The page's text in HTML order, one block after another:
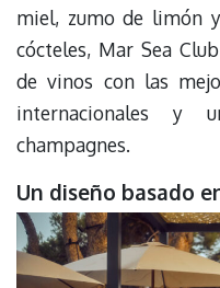
miel, zumo de limón
cócteles, Mar Sea
de vinos con las
internacionales y
champagnes.
Un diseño basado